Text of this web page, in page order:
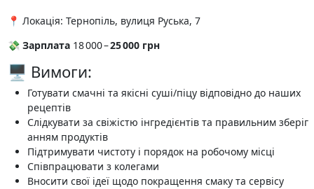
📍 Локація: Тернопіль, вулиця Руська, 7
💸 Зарплата18 000 –25 000 грн
🖥 Вимоги:
Готувати смачні та якісні суші/піцу відповідно до наших
рецептів
Слідкувати за свіжістю інгредієнтів та правильним зберіг
анням продуктів
Підтримувати чистоту і порядок на робочому місці
Співпрацювати з колегами
Вносити свої ідеї щодо покращення смаку та сервісу